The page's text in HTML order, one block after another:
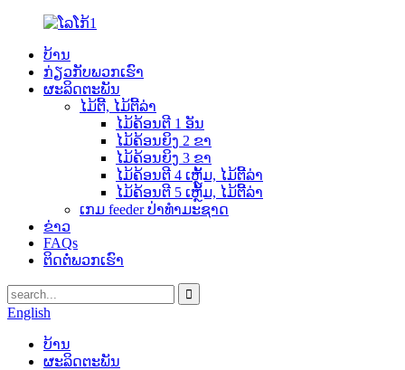
ບ້ານ
ກ່ຽວກັບພວກເຮົາ
ຜະລິດຕະພັນ
ໄມ້ຕີ້, ໄມ້ຕີ້ລ່າ
ໄມ້ຄ້ອນຕີ 1 ອັນ
ໄມ້ຄ້ອນຍິງ 2 ຂາ
ໄມ້ຄ້ອນຍິງ 3 ຂາ
ໄມ້ຄ້ອນຕີ 4 ເຫຼັ້ມ, ໄມ້ຕີ້ລ່າ
ໄມ້ຄ້ອນຕີ 5 ເຫຼັ້ມ, ໄມ້ຕີ້ລ່າ
ເກມ feeder ປ່າທໍາມະຊາດ
ຂ່າວ
FAQs
ຕິດຕໍ່ພວກເຮົາ
English
ບ້ານ
ຜະລິດຕະພັນ